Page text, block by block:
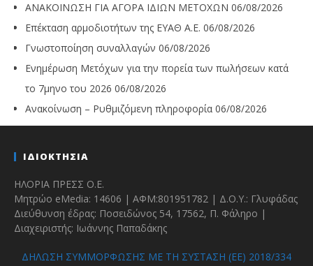
ΑΝΑΚΟΙΝΩΣΗ ΓΙΑ ΑΓΟΡΑ ΙΔΙΩΝ ΜΕΤΟΧΩΝ 06/08/2026
Επέκταση αρμοδιοτήτων της ΕΥΑΘ Α.Ε. 06/08/2026
Γνωστοποίηση συναλλαγών 06/08/2026
Ενημέρωση Μετόχων για την πορεία των πωλήσεων κατά
το 7μηνο του 2026 06/08/2026
Ανακοίνωση – Ρυθμιζόμενη πληροφορία 06/08/2026
ΙΔΙΟΚΤΗΣΙΑ
ΗΛΟΡΙΑ ΠΡΕΣΣ Ο.Ε.
Μητρώο eMedia: 14606 | ΑΦΜ:801951782 | Δ.Ο.Υ.: Γλυφάδας
Διεύθυνση έδρας: Ποσειδώνος 54, 17562, Π. Φάληρο |
Διαχειριστής: Ιωάννης Παπαδάκης
ΔΗΛΩΣΗ ΣΥΜΜΟΡΦΩΣΗΣ ΜΕ ΤΗ ΣΥΣΤΑΣΗ (ΕΕ) 2018/334